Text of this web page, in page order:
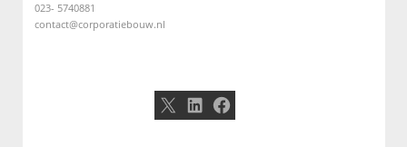
023- 5740881
contact@corporatiebouw.nl
X LinkedIn
Facebook